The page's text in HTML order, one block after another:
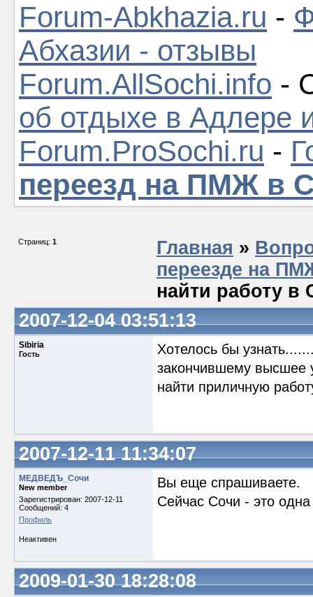
Forum-Abkhazia.ru -
Абхазии - отзывы
Forum.AllSochi.info -
об отдыхе в Адлере
Forum.ProSochi.ru -
переезд на ПМЖ в
Страниц: 1 Главная »
переезде на
найти работу в
2007-12-04 03:51:13
Sibiria
Гость
Хотелось бы
закончившему высшее
найти приличную
2007-12-11 11:34:07
МЕДВЕДЪ_Сочи
New member
Зарегистрирован: 2007-12-11
Сообщений: 4
Профиль
Вы еще спрашиваете.
Сейчас Сочи - это
Неактивен
2009-01-30 18:28:08